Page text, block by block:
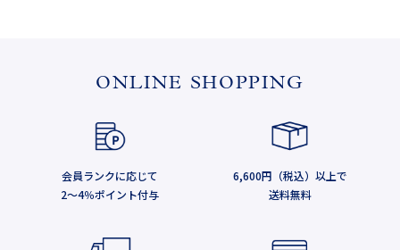
ONLINE SHOPPING
会員ランクに応じて
2～4％ポイント付与
6,600円（税込）以上で
送料無料